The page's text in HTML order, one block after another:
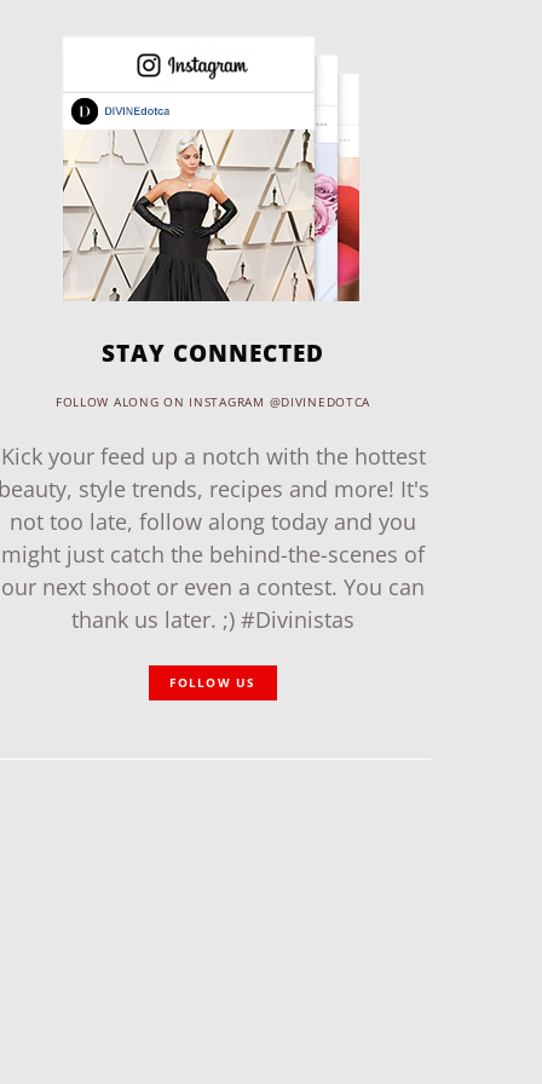
STAY CONNECTED
FOLLOW ALONG ON INSTAGRAM @DIVINEDOTCA
Kick your feed up a notch with the hottest
beauty, style trends, recipes and more! It's
not too late, follow along today and you
might just catch the behind-the-scenes of
our next shoot or even a contest. You can
thank us later. ;) #Divinistas
FOLLOW US